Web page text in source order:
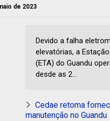
de 2023
Devido a falha
elevatórias, a
(ETA) do Guandu
desde as 2...
Cedae retoma
manutenção no Guandu